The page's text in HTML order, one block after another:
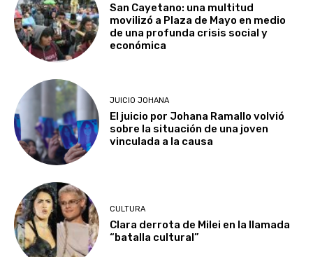
San Cayetano: una multitud
movilizó a Plaza de Mayo en medio
de una profunda crisis social y
económica
JUICIO JOHANA
El juicio por Johana Ramallo volvió
sobre la situación de una joven
vinculada a la causa
CULTURA
Clara derrota de Milei en la llamada
“batalla cultural”